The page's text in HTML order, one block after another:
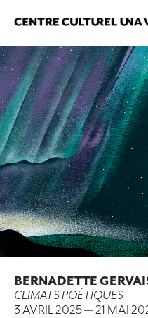
BERNADETTE
CLIMATS POÉTIQUES
3 AVRIL 2025—21 MAI